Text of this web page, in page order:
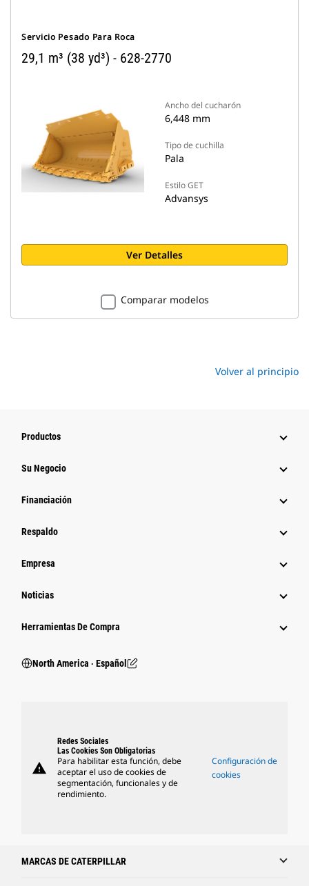
Servicio Pesado Para Roca
29,1 m³ (38 yd³) - 628-2770
Ancho del cucharón
6,448 mm
Tipo de cuchilla
Pala
Estilo GET
Advansys
Ver Detalles
Comparar modelos
Volver al principio
Productos
Su Negocio
Financiación
Respaldo
Empresa
Noticias
Herramientas De Compra
North America ‧ Español
warning
Redes Sociales
Las Cookies Son Obligatorias
Para habilitar esta función, debe
aceptar el uso de cookies de
segmentación, funcionales y de
rendimiento.
Configuración de
cookies
MARCAS DE CATERPILLAR